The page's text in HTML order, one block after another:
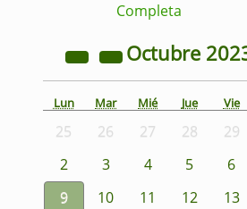
Completa
Octubre
Lun Mar Mié Jue Vie
25 26 27 28 29
2
3 4 5 6
9
10 11 12 13